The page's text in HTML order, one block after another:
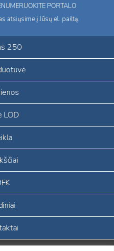
PORTALO
atsiųsime į Jūsų el. paštą.
250
LOD